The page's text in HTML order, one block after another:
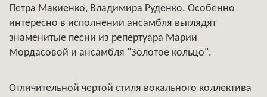
Петра Макиенко, Владимира Руденко. Особенно
интересно в исполнении ансамбля выглядят
знаменитые песни из репертуара Марии
Мордасовой и ансамбля "Золотое кольцо".
Отличительной чертой стиля вокального коллектива